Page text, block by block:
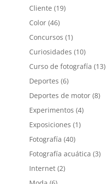
Cliente (19)
Color(46)
Concursos (1)
Curiosidades (10)
Curso de fotografía (13)
Deportes (6)
Deportes de motor(8)
Experimentos (4)
Exposiciones (1)
Fotografía (40)
Fotografía acuática (3)
Internet(2)